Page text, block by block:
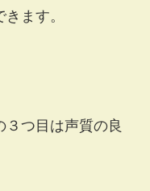
ます。
つ目は声質の良